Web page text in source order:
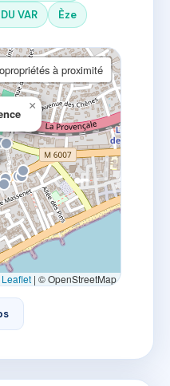
VAR Èze
×
à proximité
Leaflet | © OpenStreetMap